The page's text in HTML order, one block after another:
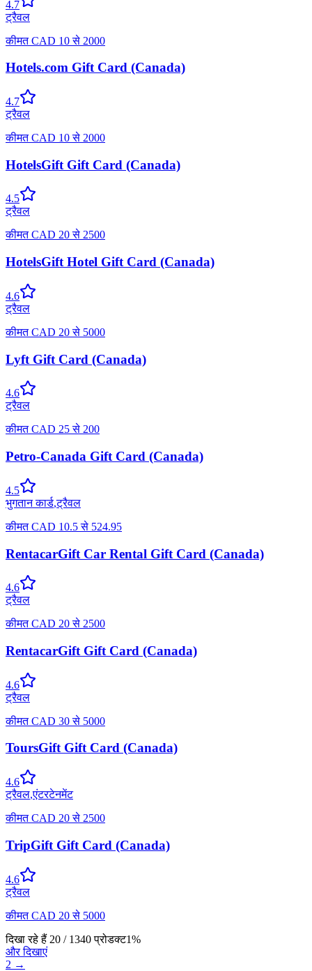
4.7
ट्रैवल
कीमत CAD 10 से 2000
Hotels.com Gift Card (Canada)
4.7
ट्रैवल
कीमत CAD 10 से 2000
HotelsGift Gift Card (Canada)
4.5
ट्रैवल
कीमत CAD 20 से 2500
HotelsGift Hotel Gift Card (Canada)
4.6
ट्रैवल
कीमत CAD 20 से 5000
Lyft Gift Card (Canada)
4.6
ट्रैवल
कीमत CAD 25 से 200
Petro-Canada Gift Card (Canada)
4.5
भुगतान कार्ड,ट्रैवल
कीमत CAD 10.5 से 524.95
RentacarGift Car Rental Gift Card (Canada)
4.6
ट्रैवल
कीमत CAD 20 से 2500
RentacarGift Gift Card (Canada)
4.6
ट्रैवल
कीमत CAD 30 से 5000
ToursGift Gift Card (Canada)
4.6
ट्रैवल,एंटरटेनमेंट
कीमत CAD 20 से 2500
TripGift Gift Card (Canada)
4.6
ट्रैवल
कीमत CAD 20 से 5000
दिखा रहे हैं 20 / 1340 प्रोडक्ट1%
और दिखाएं
2 →